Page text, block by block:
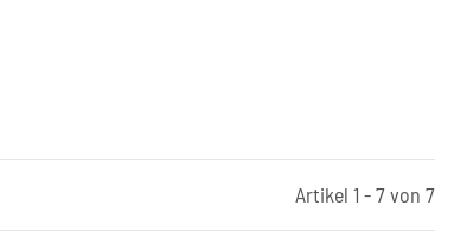
Artikel 1 - 7 von 7